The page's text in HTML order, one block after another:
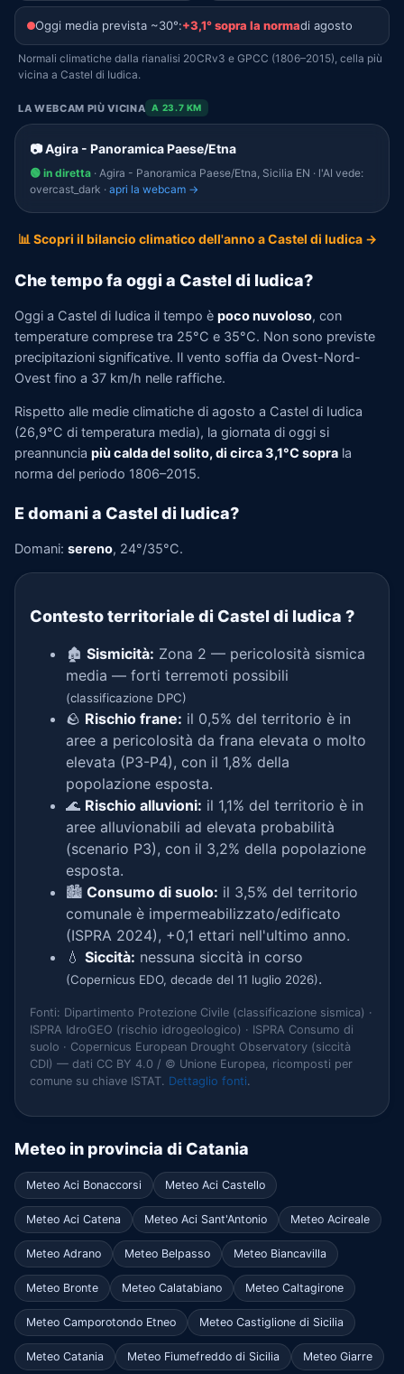
Oggi media prevista ~30°:+3,1° sopra la normadi agosto
Normali climatiche dalla rianalisi 20CRv3 e GPCC (1806–2015), cella più
vicina a Castel di Iudica.
LA WEBCAM PIÙ VICINA A 23.7 KM
📷 Agira - Panoramica Paese/Etna
🟢 in diretta · Agira - Panoramica Paese/Etna, Sicilia EN · l'AI vede:
overcast_dark · apri la webcam →
📊 Scopri il bilancio climatico dell'anno a Castel di Iudica →
Che tempo fa oggi a Castel di Iudica?
Oggi a Castel di Iudica il tempo è poco nuvoloso, con
temperature comprese tra 25°C e 35°C. Non sono previste
precipitazioni significative. Il vento soffia da Ovest-Nord-
Ovest fino a 37 km/h nelle raffiche.
Rispetto alle medie climatiche di agosto a Castel di Iudica
(26,9°C di temperatura media), la giornata di oggi si
preannuncia più calda del solito, di circa 3,1°C sopra la
norma del periodo 1806–2015.
E domani a Castel di Iudica?
Domani: sereno, 24°/35°C.
Contesto territoriale di Castel di Iudica ?
🏚️ Sismicità: Zona 2 — pericolosità sismica
media — forti terremoti possibili
(classificazione DPC)
🪨 Rischio frane: il 0,5% del territorio è in
aree a pericolosità da frana elevata o molto
elevata (P3-P4), con il 1,8% della
popolazione esposta.
🌊 Rischio alluvioni: il 1,1% del territorio è in
aree alluvionabili ad elevata probabilità
(scenario P3), con il 3,2% della popolazione
esposta.
🏙️ Consumo di suolo: il 3,5% del territorio
comunale è impermeabilizzato/edificato
(ISPRA 2024), +0,1 ettari nell'ultimo anno.
💧 Siccità: nessuna siccità in corso
(Copernicus EDO, decade del 11 luglio 2026).
Fonti: Dipartimento Protezione Civile (classificazione sismica) ·
ISPRA IdroGEO (rischio idrogeologico) · ISPRA Consumo di
suolo · Copernicus European Drought Observatory (siccità
CDI) — dati CC BY 4.0 / © Unione Europea, ricomposti per
comune su chiave ISTAT. Dettaglio fonti.
Meteo in provincia di Catania
Meteo Aci Bonaccorsi Meteo Aci Castello
Meteo Aci Catena Meteo Aci Sant'Antonio Meteo Acireale
Meteo Adrano Meteo Belpasso Meteo Biancavilla
Meteo Bronte Meteo Calatabiano Meteo Caltagirone
Meteo Camporotondo Etneo Meteo Castiglione di Sicilia
Meteo Catania Meteo Fiumefreddo di Sicilia Meteo Giarre